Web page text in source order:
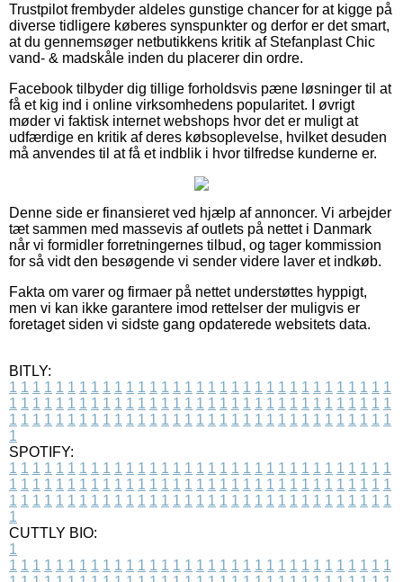
Trustpilot frembyder aldeles gunstige chancer for at kigge på
diverse tidligere køberes synspunkter og derfor er det smart,
at du gennemsøger netbutikkens kritik af Stefanplast Chic
vand- & madskåle inden du placerer din ordre.
Facebook tilbyder dig tillige forholdsvis pæne løsninger til at
få et kig ind i online virksomhedens popularitet. I øvrigt
møder vi faktisk internet webshops hvor det er muligt at
udfærdige en kritik af deres købsoplevelse, hvilket desuden
må anvendes til at få et indblik i hvor tilfredse kunderne er.
Denne side er finansieret ved hjælp af annoncer. Vi arbejder
tæt sammen med massevis af outlets på nettet i Danmark
når vi formidler forretningernes tilbud, og tager kommission
for så vidt den besøgende vi sender videre laver et indkøb.
Fakta om varer og firmaer på nettet understøttes hyppigt,
men vi kan ikke garantere imod rettelser der muligvis er
foretaget siden vi sidste gang opdaterede websitets data.
BITLY:
1 1 1 1 1 1 1 1 1 1 1 1 1 1 1 1 1 1 1 1 1 1 1 1 1 1 1 1 1 1 1 1 1
1 1 1 1 1 1 1 1 1 1 1 1 1 1 1 1 1 1 1 1 1 1 1 1 1 1 1 1 1 1 1 1 1
1 1 1 1 1 1 1 1 1 1 1 1 1 1 1 1 1 1 1 1 1 1 1 1 1 1 1 1 1 1 1 1 1
1
SPOTIFY:
1 1 1 1 1 1 1 1 1 1 1 1 1 1 1 1 1 1 1 1 1 1 1 1 1 1 1 1 1 1 1 1 1
1 1 1 1 1 1 1 1 1 1 1 1 1 1 1 1 1 1 1 1 1 1 1 1 1 1 1 1 1 1 1 1 1
1 1 1 1 1 1 1 1 1 1 1 1 1 1 1 1 1 1 1 1 1 1 1 1 1 1 1 1 1 1 1 1 1
1
CUTTLY BIO:
1
1 1 1 1 1 1 1 1 1 1 1 1 1 1 1 1 1 1 1 1 1 1 1 1 1 1 1 1 1 1 1 1 1